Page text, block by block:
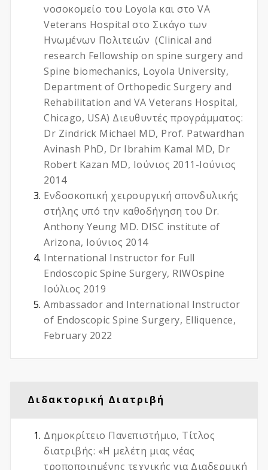
νοσοκομείο του Loyola και στο VA
Veterans Hospital στο Σικάγο των
Ηνωμένων Πολιτειών (Clinical and
research Fellowship on spine surgery and
Spine biomechanics, Loyola University,
Department of Orthopedic Surgery and
Rehabilitation and VA Veterans Hospital,
Chicago, USA) Διευθυντές προγράμματος:
Dr Zindrick Michael MD, Prof. Patwardhan
Avinash PhD, Dr Ibrahim Kamal MD, Dr
Robert Kazan MD, Ιούνιος 2011-Ιούνιος
2014
Ενδοσκοπική χειρουργική σπονδυλικής
στήλης υπό την καθοδήγηση του Dr.
Anthony Yeung MD. DISC institute of
Arizona, Ιούνιος 2014
International Instructor for Full
Endoscopic Spine Surgery, RIWOspine
Ιούλιος 2019
Ambassador and International Instructor
of Endoscopic Spine Surgery, Elliquence,
February 2022
Διδακτορική Διατριβή
Δημοκρίτειο Πανεπιστήμιο, Τίτλος
διατριβής: «Η μελέτη μιας νέας
τροποποιημένης τεχνικής για Διαδερμική